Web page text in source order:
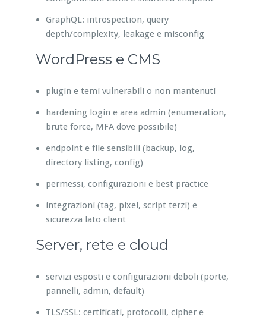
GraphQL: introspection, query
depth/complexity, leakage e misconfig
WordPress e CMS
plugin e temi vulnerabili o non mantenuti
hardening login e area admin (enumeration,
brute force, MFA dove possibile)
endpoint e file sensibili (backup, log,
directory listing, config)
permessi, configurazioni e best practice
integrazioni (tag, pixel, script terzi) e
sicurezza lato client
Server, rete e cloud
servizi esposti e configurazioni deboli (porte,
pannelli, admin, default)
TLS/SSL: certificati, protocolli, cipher e